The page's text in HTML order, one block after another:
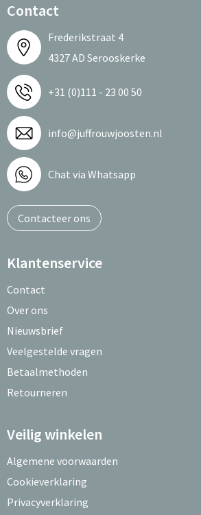
Contact
Frederikstraat 4
4327 AD Serooskerke
+31 (0)111 - 23 00 50
info@juffrouwjoosten.nl
Chat via Whatsapp
Contacteer ons
Klantenservice
Contact
Over ons
Nieuwsbrief
Veelgestelde vragen
Betaalmethoden
Retourneren
Veilig winkelen
Algemene voorwaarden
Cookieverklaring
Privacyverklaring